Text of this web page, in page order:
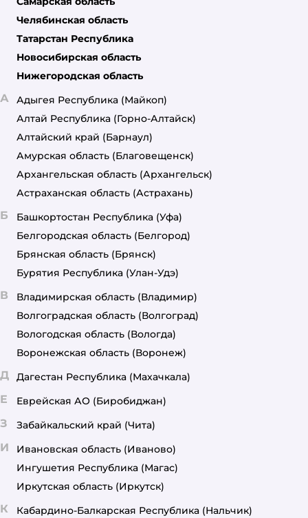
Челябинская область
Татарстан Республика
Новосибирская область
Нижегородская область
А Адыгея Республика (Майкоп)
Алтай Республика (Горно-Алтайск)
Алтайский край (Барнаул)
Амурская область (Благовещенск)
Архангельская область (Архангельск)
Астраханская область (Астрахань)
Б Башкортостан Республика (Уфа)
Белгородская область (Белгород)
Брянская область (Брянск)
Бурятия Республика (Улан-Удэ)
В Владимирская область (Владимир)
Волгоградская область (Волгоград)
Вологодская область (Вологда)
Воронежская область (Воронеж)
Д Дагестан Республика (Махачкала)
Е Еврейская АО (Биробиджан)
З Забайкальский край (Чита)
И Ивановская область (Иваново)
Ингушетия Республика (Магас)
Иркутская область (Иркутск)
К Кабардино-Балкарская Республика (Нальчик)